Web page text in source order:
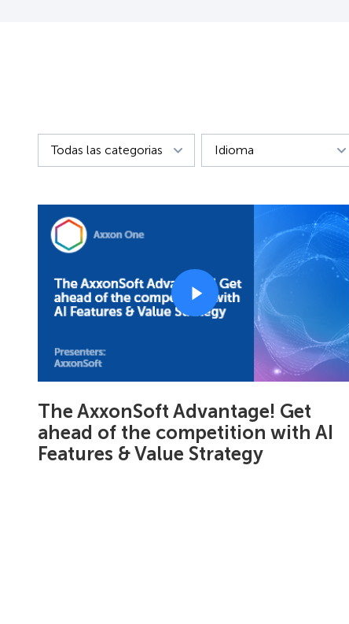
The AxxonSoft Advantage! Get
ahead of the competition with AI
Features & Value Strategy